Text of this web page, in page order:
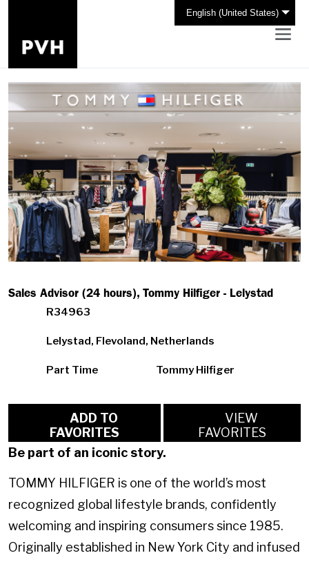
English (United States)
Sales Advisor (24 hours), Tommy Hilfiger - Lelystad
R34963
Lelystad, Flevoland, Netherlands
Part Time Tommy Hilfiger
FAVORITES
VIEW
FAVORITES
Be part of an iconic story.
TOMMY HILFIGER is one of the world’s most
recognized global lifestyle brands, confidently
welcoming and inspiring consumers since 1985.
Originally established in New York City and infused